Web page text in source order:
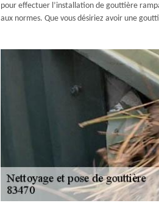
pour effectuer l’installation de gouttière
aux normes. Que vous désiriez avoir une